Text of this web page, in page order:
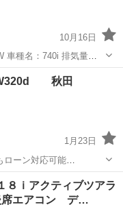
10月16日
秋田
1月23日
方 ２、パートを
等をされた方やローンが
８ｉアクティブツアラ
エアコン デ…